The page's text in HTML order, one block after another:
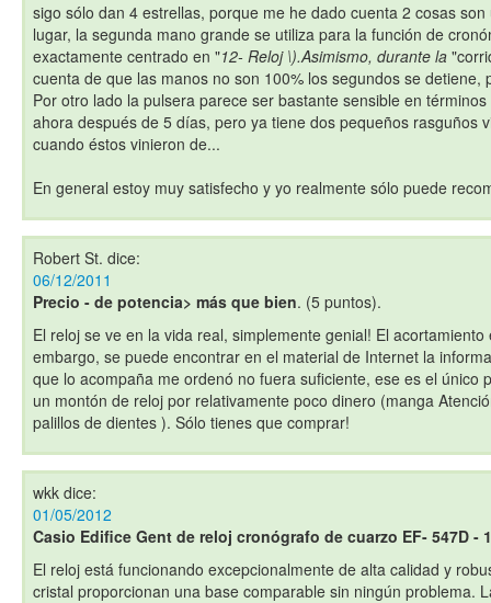
sigo sólo dan 4 estrellas, porque me he dado cuenta 2 cosas
lugar, la segunda mano grande se utiliza para la función de
exactamente centrado en "12- Reloj \).Asimismo, durante la
cuenta de que las manos no son 100% los segundos se detiene,
Por otro lado la pulsera parece ser bastante sensible en
ahora después de 5 días, pero ya tiene dos pequeños rasguños
cuando éstos vinieron de...
En general estoy muy satisfecho y yo realmente sólo puede
Robert St. dice:
06/12/2011
Precio - de potencia> más que bien. (5 puntos).
El reloj se ve en la vida real, simplemente genial! El
embargo, se puede encontrar en el material de Internet la
que lo acompaña me ordenó no fuera suficiente, ese es el único
un montón de reloj por relativamente poco dinero (manga
palillos de dientes ). Sólo tienes que comprar!
wkk dice:
01/05/2012
Casio Edifice Gent de reloj cronógrafo de cuarzo EF- 547D -
El reloj está funcionando excepcionalmente de alta calidad y
cristal proporcionan una base comparable sin ningún problema.